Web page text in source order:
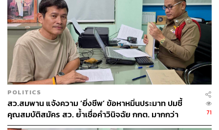
POLITICS
สว.สมพาน แจ้งความ ‘ยิ่งชีพ’ ข้อหาหมิ่นประมาท ปมชี้
คุณสมบัติสมัคร สว. ย้ำเชื่อคำวินิจฉัย กกต. มากกว่า
‘iLaw’
71